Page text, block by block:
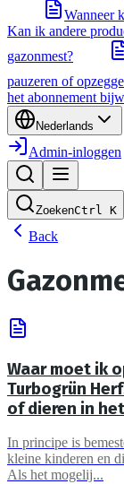
Wanneer
Kan ik andere
gazonmest?
pauzeren of
het abonnement
Nederlands
Admin-inloggen
ZoekenCtrl K
Back
Waar moet ik
Turbogrün
of dieren in
In principe is
kleine kinderen en
Als het mogelij...